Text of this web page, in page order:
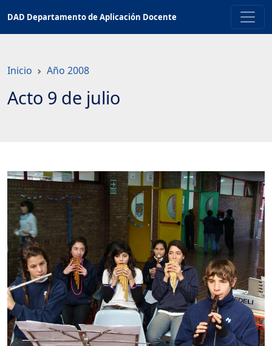
contenido
DAD Departamento de Aplicación Docente
Inicio Año 2008
Acto 9 de julio